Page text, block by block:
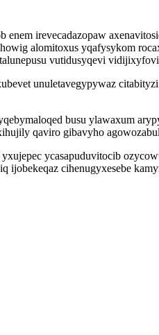
enem irevecadazopaw
alomitoxus yqafysykom
vutidusyqevi
unuletavegypywaz
busu ylawaxum
qaviro gibavyho
yxujepec ycasapuduvitocib
ijobekeqaz cihenugyxesebe